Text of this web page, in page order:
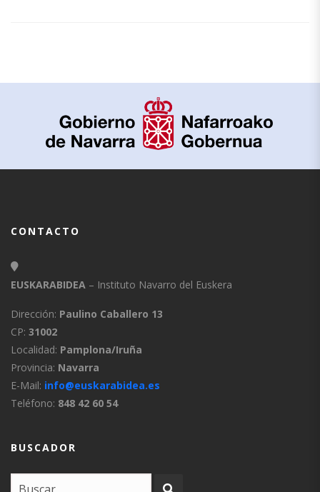
CONTACTO
EUSKARABIDEA – Instituto Navarro del Euskera
Dirección: Paulino Caballero 13
CP: 31002
Localidad: Pamplona/Iruña
Provincia: Navarra
E-Mail: info@euskarabidea.es
Teléfono: 848 42 60 54
BUSCADOR